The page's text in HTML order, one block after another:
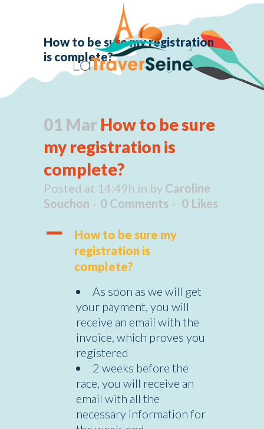
How to be sure my registration
is complete?
01 Mar How to be sure
my registration is
complete?
Posted at 14:49h in by Caroline
Souchon
0 Comments 0 Likes
A
How to be sure my
registration is
complete?
As soon as we will get
your payment, you will
receive an email with the
invoice, which proves you
registered
2 weeks before the
race, you will receive an
email with all the
necessary information for